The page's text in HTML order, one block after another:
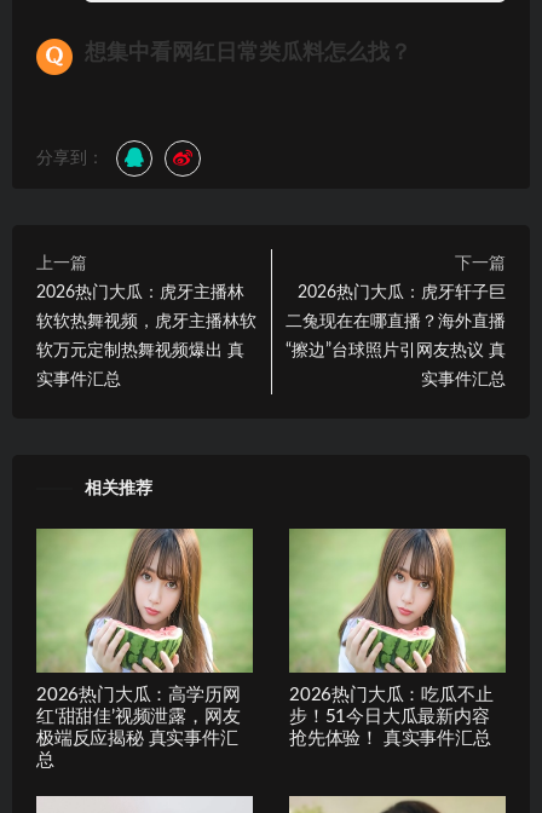
想集中看网红日常类瓜料怎么找？
分享到：
上一篇
2026热门大瓜：虎牙主播林
软软热舞视频，虎牙主播林软
软万元定制热舞视频爆出 真
实事件汇总
下一篇
2026热门大瓜：虎牙轩子巨
二兔现在在哪直播？海外直播
“擦边”台球照片引网友热议 真
实事件汇总
相关推荐
2026热门大瓜：高学历网
红‘甜甜佳’视频泄露，网友
极端反应揭秘 真实事件汇
总
2026热门大瓜：吃瓜不止
步！51今日大瓜最新内容
抢先体验！ 真实事件汇总